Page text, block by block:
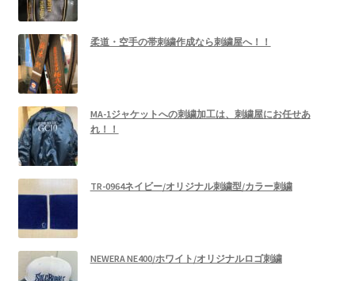
柔道・空手の帯刺繍作成なら刺繍屋へ！！
MA-1ジャケットへの刺繍加工は、刺繍屋にお任せあ
れ！！
TR-0964ネイビー/オリジナル刺繍型/カラー刺繍
NEWERA NE400/ホワイト/オリジナルロゴ刺繍